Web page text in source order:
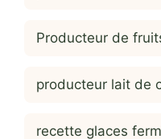
Producteur de
producteur lait de
recette glaces